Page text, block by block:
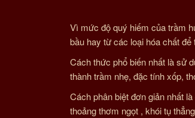
Vì mức độ quý hiếm của trầm
bầu hay từ các loại hóa chất
Cách thức phổ biến nhất là sử
thành trầm nhẹ, đặc tính xốp,
Cách phân biệt đơn giản nhất
thoảng thơm ngọt , khói tụ